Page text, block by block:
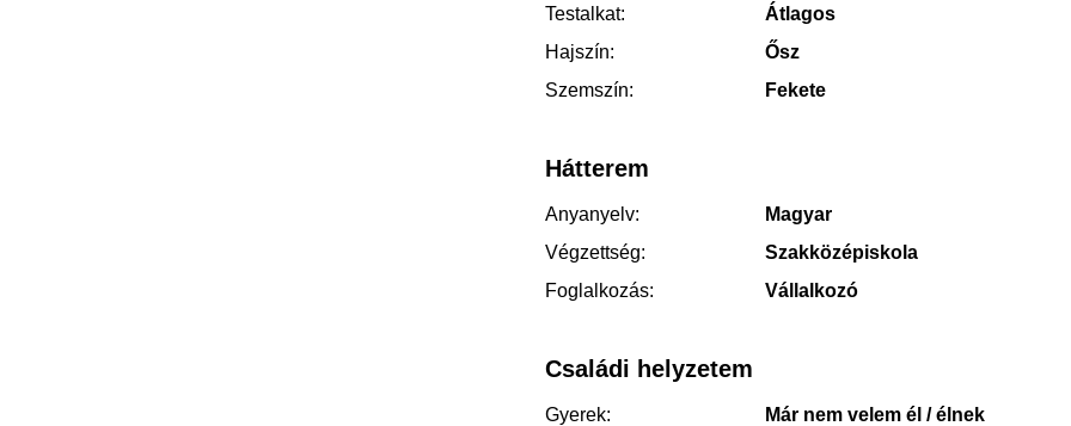
Testalkat:
Átlagos
Hajszín:
Ősz
Szemszín:
Fekete
Hátterem
Anyanyelv:
Magyar
Végzettség:
Szakközépiskola
Foglalkozás:
Vállalkozó
Családi helyzetem
Gyerek:
Már nem velem él / élnek